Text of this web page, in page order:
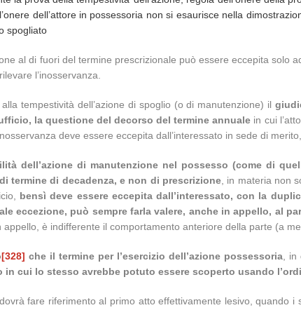
dell’attore in possessoria non si esaurisce nella
spogliato
al di fuori del termine prescrizionale può essere eccepita
l’inosservanza.
tempestività dell’azione di spoglio (o di manutenzione) il
la questione del decorso del termine annuale in cui
deve essere eccepita dall’interessato in sede di
dell’azione di manutenzione nel possesso (come di
termine di decadenza, e non di prescrizione, in materia non
bensì deve essere eccepita dall’interessato, con la
eccezione, può sempre farla valere, anche in appello, al
è indifferente il comportamento anteriore della parte (a
[328] che il termine per l’esercizio dell’azione possessoria, in
in cui lo stesso avrebbe potuto essere scoperto usando
fare riferimento al primo atto effettivamente lesivo, quando